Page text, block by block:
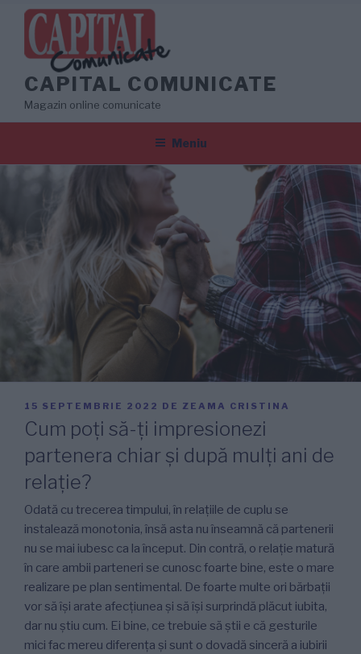
conținut
CAPITAL COMUNICATE
Magazin online comunicate
Meniu
PUBLICAT
PE
15 SEPTEMBRIE 2022 DE ZEAMA CRISTINA
Cum poți să-ți impresionezi
partenera chiar și după mulți ani de
relație?
Odată cu trecerea timpului, în relațiile de cuplu se
instalează monotonia, însă asta nu înseamnă că partenerii
nu se mai iubesc ca la început. Din contră, o relație matură
în care ambii parteneri se cunosc foarte bine, este o mare
realizare pe plan sentimental. De foarte multe ori bărbații
vor să își arate afecțiunea și să își surprindă plăcut iubita,
dar nu știu cum. Ei bine, ce trebuie să știi e că gesturile
mici fac mereu diferența și sunt o dovadă sinceră a iubirii